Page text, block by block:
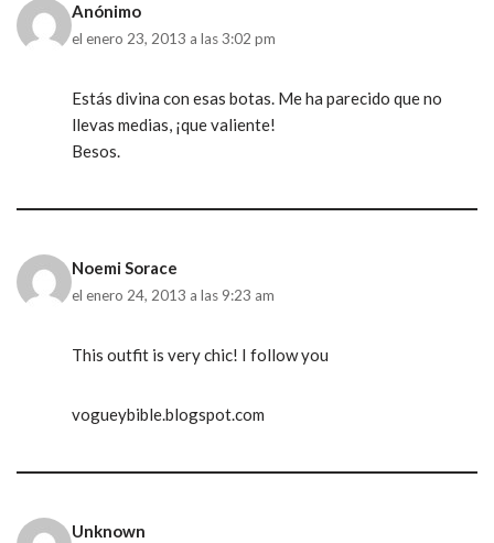
Anónimo
el enero 23, 2013 a las 3:02 pm
Estás divina con esas botas. Me ha parecido que no
llevas medias, ¡que valiente!
Besos.
Noemi Sorace
el enero 24, 2013 a las 9:23 am
This outfit is very chic! I follow you
vogueybible.blogspot.com
Unknown